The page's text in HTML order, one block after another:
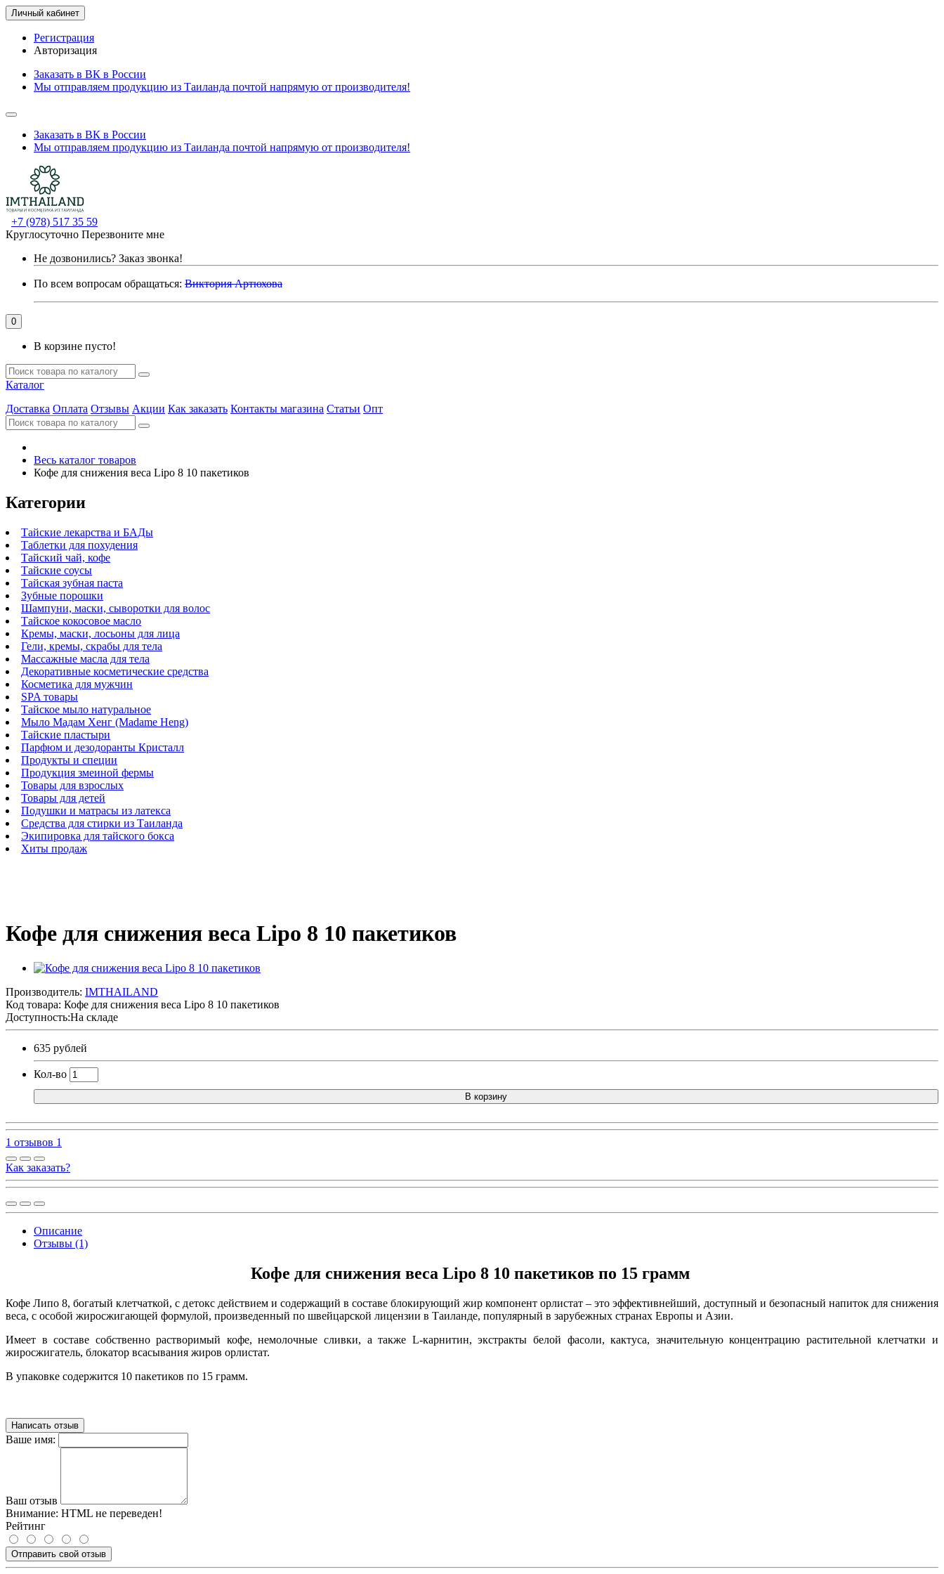
Личный кабинет
Регистрация
Авторизация
Заказать в ВК в России
Мы отправляем продукцию из Таиланда почтой напрямую от производителя!
Заказать в ВК в России
Мы отправляем продукцию из Таиланда почтой напрямую от производителя!
+7 (978) 517 35 59
Круглосуточно Перезвоните мне
Не дозвонились? Заказ звонка!
По всем вопросам обращаться: Виктория Артюхова
0
В корзине пусто!
Каталог
Доставка Оплата Отзывы Акции Как заказать Контакты магазина Статьи Опт
Весь каталог товаров
Кофе для снижения веса Lipo 8 10 пакетиков
Категории
Тайские лекарства и БАДы
Таблетки для похудения
Тайский чай, кофе
Тайские соусы
Тайская зубная паста
Зубные порошки
Шампуни, маски, сыворотки для волос
Тайское кокосовое масло
Кремы, маски, лосьоны для лица
Гели, кремы, скрабы для тела
Массажные масла для тела
Декоративные косметические средства
Косметика для мужчин
SPA товары
Тайское мыло натуральное
Мыло Мадам Хенг (Madame Heng)
Тайские пластыри
Парфюм и дезодоранты Кристалл
Продукты и специи
Продукция змеиной фермы
Товары для взрослых
Товары для детей
Подушки и матрасы из латекса
Средства для стирки из Таиланда
Экипировка для тайского бокса
Хиты продаж
Кофе для снижения веса Lipo 8 10 пакетиков
Производитель: IMTHAILAND
Код товара: Кофе для снижения веса Lipo 8 10 пакетиков
Доступность:На складе
635 рублей
Кол-во
В корзину
1 отзывов 1
Как заказать?
Описание
Отзывы (1)
Кофе для снижения веса Lipo 8 10 пакетиков по 15 грамм
Кофе Липо 8, богатый клетчаткой, с детокс действием и содержащий в составе блокирующий жир компонент орлистат – это эффективнейший, доступный и безопасный напиток для снижения
веса, с особой жиросжигающей формулой, произведенный по швейцарской лицензии в Таиланде, популярный в зарубежных странах Европы и Азии.
Имеет в составе собственно растворимый кофе, немолочные сливки, а также L-карнитин, экстракты белой фасоли, кактуса, значительную концентрацию растительной клетчатки и
жиросжигатель, блокатор всасывания жиров орлистат.
В упаковке содержится 10 пакетиков по 15 грамм.
Написать отзыв
Ваше имя:
Ваш отзыв
Внимание: HTML не переведен!
Рейтинг
Отправить свой отзыв